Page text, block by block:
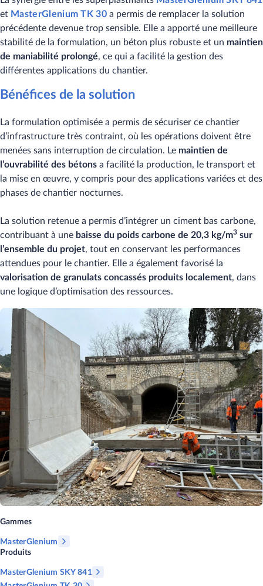
et MasterGlenium TK 30 a permis de remplacer la solution
précédente devenue trop sensible. Elle a apporté une meilleure
stabilité de la formulation, un béton plus robuste et un maintien
de maniabilité prolongé, ce qui a facilité la gestion des
différentes applications du chantier.
Bénéfices de la solution
La formulation optimisée a permis de sécuriser ce chantier
d’infrastructure très contraint, où les opérations doivent être
menées sans interruption de circulation. Le maintien de
l’ouvrabilité des bétons a facilité la production, le transport et
la mise en œuvre, y compris pour des applications variées et des
phases de chantier nocturnes.
La solution retenue a permis d’intégrer un ciment bas carbone,
contribuant à une baisse du poids carbone de 20,3 kg/m3 sur
l’ensemble du projet, tout en conservant les performances
attendues pour le chantier. Elle a également favorisé la
valorisation de granulats concassés produits localement, dans
une logique d’optimisation des ressources.
Gammes
MasterGlenium
Produits
MasterGlenium SKY 841